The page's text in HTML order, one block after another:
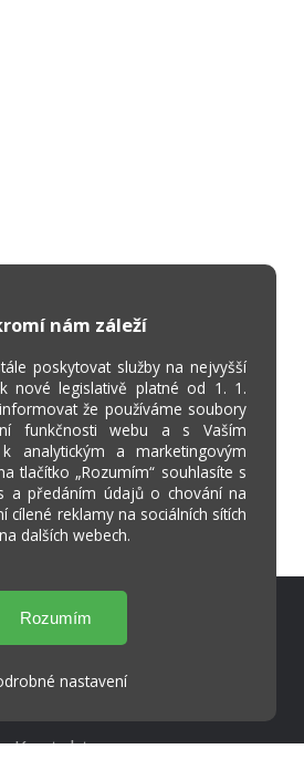
nám záleží
poskytovat služby na nejvyšší
nové legislativě platné od 1. 1.
že používáme soubory
funkčnosti webu a s Vaším
analytickým a marketingovým
tlačítko „Rozumím“ souhlasíte s
a předáním údajů o chování na
cílené reklamy na sociálních sítích
dalších webech.
nastavení
Online
Strava.cz
Kontakty